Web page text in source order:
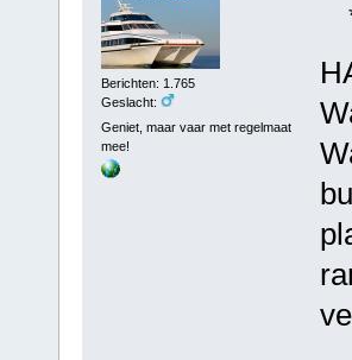
Berichten: 1.765
Geslacht:
Geniet, maar vaar met regelmaat
mee!
*